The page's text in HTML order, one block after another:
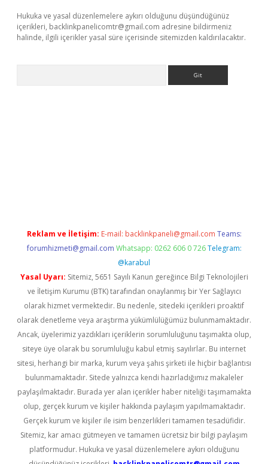
Hukuka ve yasal düzenlemelere aykırı olduğunu düşündüğünüz
içerikleri, backlinkpanelicomtr@gmail.com adresine bildirmeniz
halinde, ilgili içerikler yasal süre içerisinde sitemizden kaldırılacaktır.
Reklam ve İletişim: E-mail: backlinkpaneli@gmail.com Teams:
forumhizmeti@gmail.com Whatsapp: 0262 606 0 726 Telegram:
@karabul
Yasal Uyarı: Sitemiz, 5651 Sayılı Kanun gereğince Bilgi Teknolojileri
ve İletişim Kurumu (BTK) tarafından onaylanmış bir Yer Sağlayıcı
olarak hizmet vermektedir. Bu nedenle, sitedeki içerikleri proaktif
olarak denetleme veya araştırma yükümlülüğümüz bulunmamaktadır.
Ancak, üyelerimiz yazdıkları içeriklerin sorumluluğunu taşımakta olup,
siteye üye olarak bu sorumluluğu kabul etmiş sayılırlar. Bu internet
sitesi, herhangi bir marka, kurum veya şahıs şirketi ile hiçbir bağlantısı
bulunmamaktadır. Sitede yalnızca kendi hazırladığımız makaleler
paylaşılmaktadır. Burada yer alan içerikler haber niteliği taşımamakta
olup, gerçek kurum ve kişiler hakkında paylaşım yapılmamaktadır.
Gerçek kurum ve kişiler ile isim benzerlikleri tamamen tesadüfidir.
Sitemiz, kar amacı gütmeyen ve tamamen ücretsiz bir bilgi paylaşım
platformudur. Hukuka ve yasal düzenlemelere aykırı olduğunu